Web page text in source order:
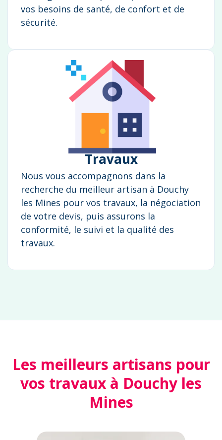
vos besoins de santé, de confort et de
sécurité.
Travaux
Nous vous accompagnons dans la
recherche du meilleur artisan à Douchy
les Mines pour vos travaux, la négociation
de votre devis, puis assurons la
conformité, le suivi et la qualité des
travaux.
Les meilleurs artisans pour
vos travaux à Douchy les
Mines